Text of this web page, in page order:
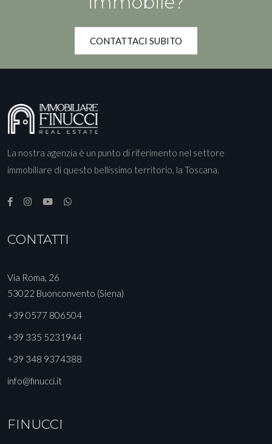
CONTATTACI SUBITO
La nostra agenzia è un punto di riferimento nel settore
immobiliare di questo bellissimo territorio, la Toscana.
CONTATTI
Via Roma, 26
53022 Buonconvento (Siena)
+39 0577 806504
+39 335 5231944
+39 348 9374388
info@finucci.it
FINUCCI